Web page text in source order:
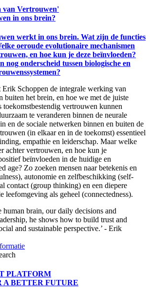
van Vertrouwen'
in ons brein?
werkt in ons brein. Wat zijn de functies
oeroude evolutionaire mechanismen
en hoe kun je deze beïnvloeden?
nog onderscheid tussen biologische en
Schoppen de integrale werking van
buiten het brein, en hoe we met de juiste
toekomstbestendig vertrouwen kunnen
te veranderen binnen de neurale
en de sociale netwerken binnen en buiten de
(in elkaar en in de toekomst) essentieel
empathie en leiderschap. Maar welke
achter vertrouwen, en hoe kun je
beïnvloeden in de huidige en
age? Zo zoeken mensen naar betekenis en
autonomie en zelfbeschikking (self-
contact (group thinking) en een diepere
leefomgeving als geheel (connectedness).
human brain, our daily decisions and
he shows how to build trust and
and sustainable perspective.’ - Erik
PLATFORM
A BETTER FUTURE